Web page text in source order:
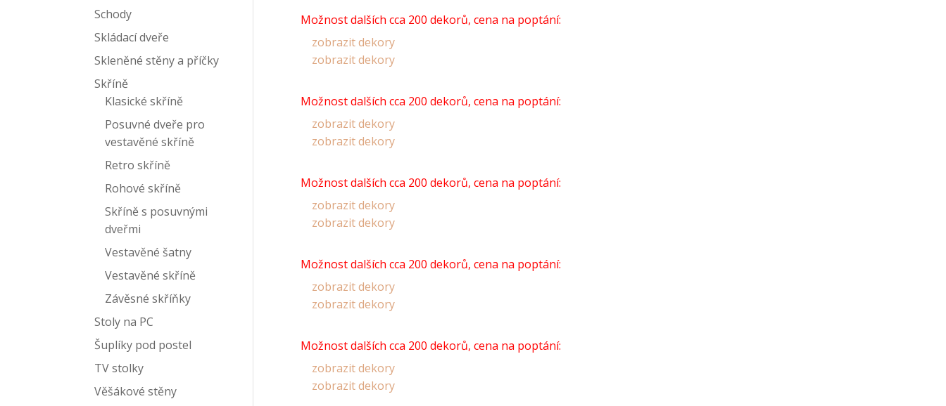
Možnost dalších cca 200 dekorů, cena na poptání:
zobrazit dekory
zobrazit dekory
Možnost dalších cca 200 dekorů, cena na poptání:
zobrazit dekory
zobrazit dekory
Možnost dalších cca 200 dekorů, cena na poptání:
zobrazit dekory
zobrazit dekory
Možnost dalších cca 200 dekorů, cena na poptání:
zobrazit dekory
zobrazit dekory
Možnost dalších cca 200 dekorů, cena na poptání:
zobrazit dekory
zobrazit dekory
Schody
Skládací dveře
Skleněné stěny a příčky
Skříně
Klasické skříně
Posuvné dveře pro
vestavěné skříně
Retro skříně
Rohové skříně
Skříně s posuvnými
dveřmi
Vestavěné šatny
Vestavěné skříně
Závěsné skříňky
Stoly na PC
Šuplíky pod postel
TV stolky
Věšákové stěny